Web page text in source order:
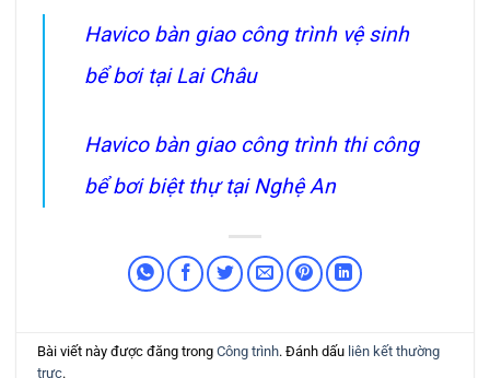
Havico bàn giao công trình vệ sinh
bể bơi tại Lai Châu
Havico bàn giao công trình thi công
bể bơi biệt thự tại Nghệ An
Bài viết này được đăng trongCông trình. Đánh dấu liên kết thường
trực.